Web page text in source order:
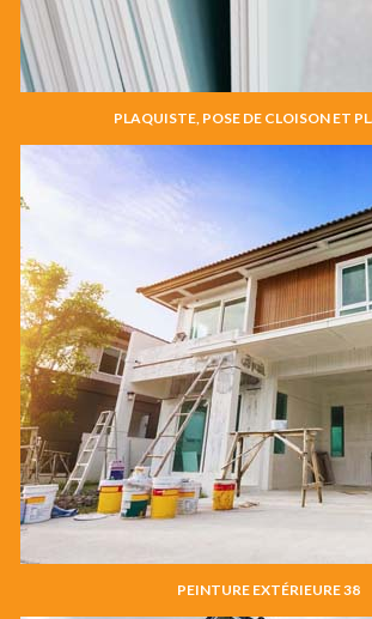
PLAQUISTE, POSE DE CLOISON ET
PEINTURE EXTÉRIEURE 38